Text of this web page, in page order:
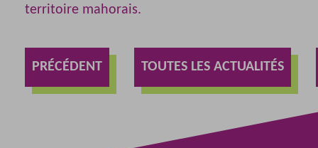
territoire mahorais.
PRÉCÉDENT TOUTES LES ACTUALITÉS